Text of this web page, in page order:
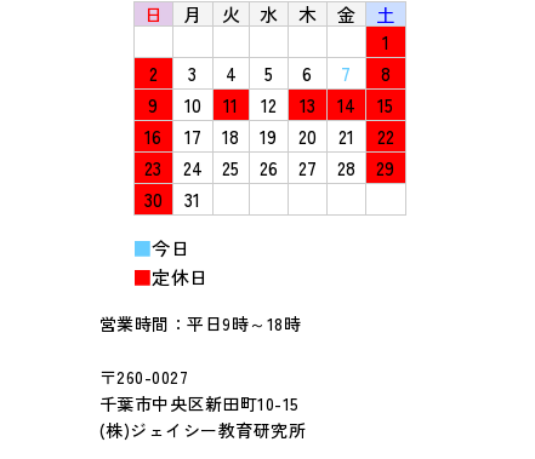
日
月 火 水 木 金
土
1
2
3 4 5 6 7
8
9
10 11 12 13 14
15
16
17 18 19 20 21
22
23
24 25 26 27 28
29
30
31
■今日
■定休日
営業時間：平日9時～18時
〒260-0027
千葉市中央区新田町10-15
(株)ジェイシー教育研究所